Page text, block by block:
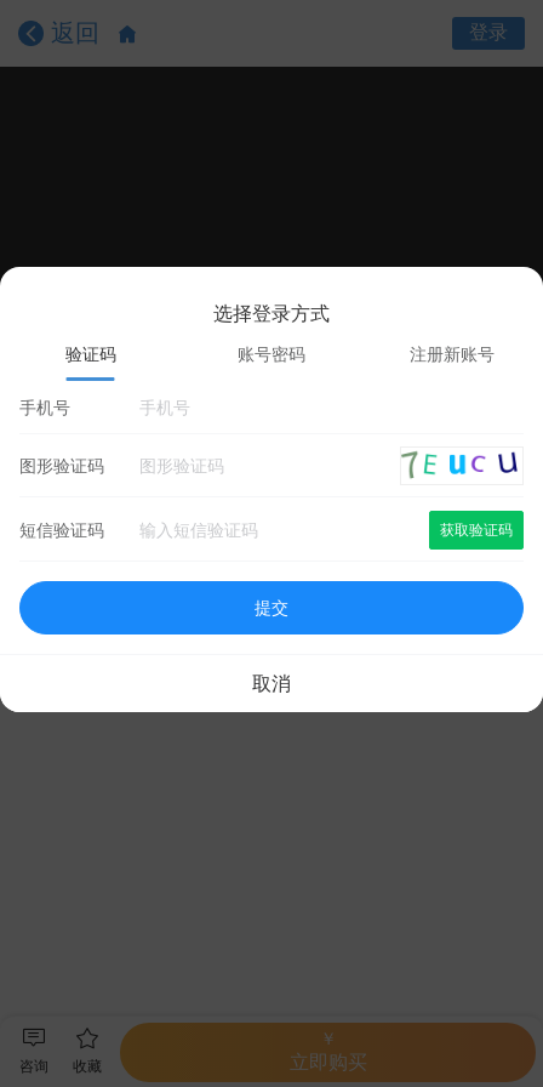
返回 登录
咨询 收藏
￥
立即购买
选择登录方式
验证码 账号密码 注册新账号
手机号
图形验证码
短信验证码 获取验证码
提交
取消